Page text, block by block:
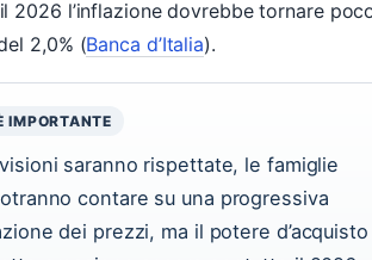
2026 l’inflazione dovrebbe tornare
2,0% (Banca d’Italia).
IMPORTANTE
saranno rispettate, le famiglie
contare su una progressiva
dei prezzi, ma il potere d’acquisto